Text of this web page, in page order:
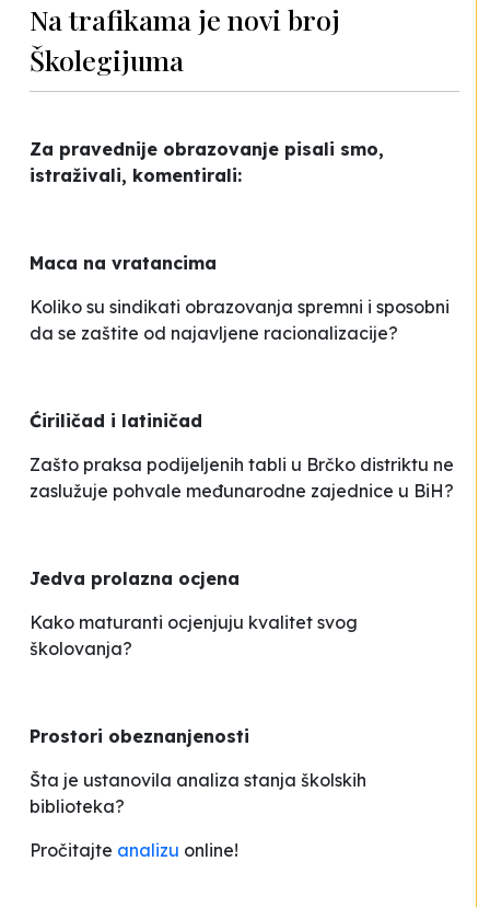
Na trafikama je novi broj
Školegijuma
Za pravednije obrazovanje pisali smo,
istraživali, komentirali:
Maca na vratancima
Koliko su sindikati obrazovanja spremni i sposobni
da se zaštite od najavljene racionalizacije?
Ćiriličad i latiničad
Zašto praksa podijeljenih tabli u Brčko distriktu ne
zaslužuje pohvale međunarodne zajednice u BiH?
Jedva prolazna ocjena
Kako maturanti ocjenjuju kvalitet svog
školovanja?
Prostori obeznanjenosti
Šta je ustanovila analiza stanja školskih
biblioteka?
Pročitajte analizu online!